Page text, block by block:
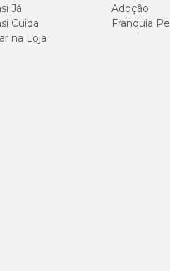
Já
Cuida
na Loja
Adoção
Franquia